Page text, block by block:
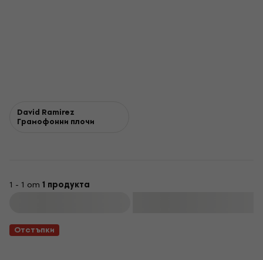
David Ramirez
Грамофонни плочи
1 - 1 от 1 продукта
Отстъпки